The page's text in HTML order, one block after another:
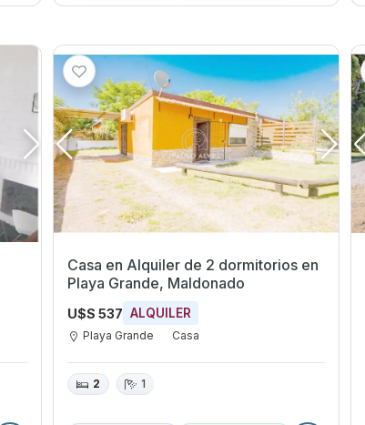
Casa en Alquiler de 2 dormitorios en
Playa Grande, Maldonado
U$S 537 ALQUILER
Playa Grande Casa
2 1